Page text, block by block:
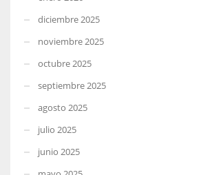
diciembre 2025
noviembre 2025
octubre 2025
septiembre 2025
agosto 2025
julio 2025
junio 2025